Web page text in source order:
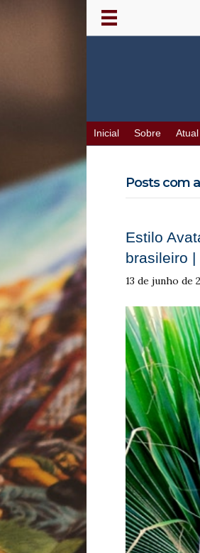
Inicial Sobre Atual
Posts com
Estilo
brasileiro
13 de junho de